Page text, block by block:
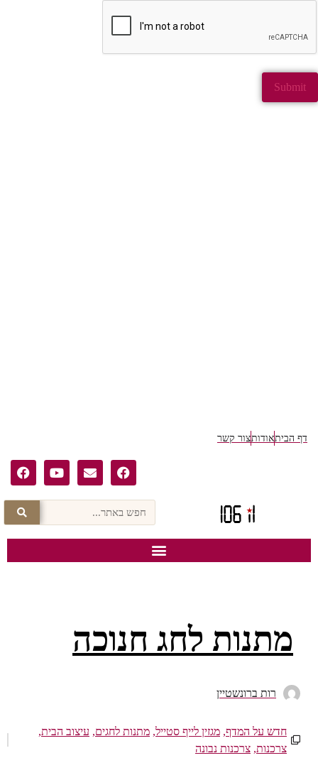
הביתאודותצור קשר
מתנות לחג חנוכה
רות ברונשטיין
חדש על המדף,מגזין לייף סטייל,מתנות לחגים,עיצוב הבית,
צרכנות,צרכנות נבונה